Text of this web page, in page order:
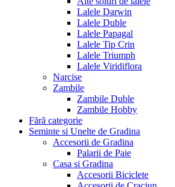
Lalele Darwin
Lalele Duble
Lalele Papagal
Lalele Tip Crin
Lalele Triumph
Lalele Viridiflora
Narcise
Zambile
Zambile Duble
Zambile Hobby
Fără categorie
Seminte si Unelte de Gradina
Accesorii de Gradina
Palarii de Paie
Casa si Gradina
Accesorii Biciclete